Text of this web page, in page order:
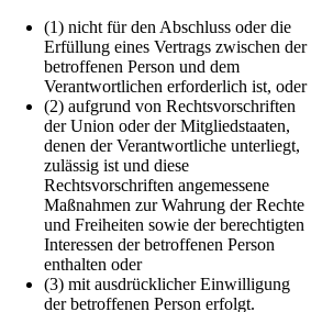
(1) nicht für den Abschluss oder die
Erfüllung eines Vertrags zwischen der
betroffenen Person und dem
Verantwortlichen erforderlich ist, oder
(2) aufgrund von Rechtsvorschriften
der Union oder der Mitgliedstaaten,
denen der Verantwortliche unterliegt,
zulässig ist und diese
Rechtsvorschriften angemessene
Maßnahmen zur Wahrung der Rechte
und Freiheiten sowie der berechtigten
Interessen der betroffenen Person
enthalten oder
(3) mit ausdrücklicher Einwilligung
der betroffenen Person erfolgt.